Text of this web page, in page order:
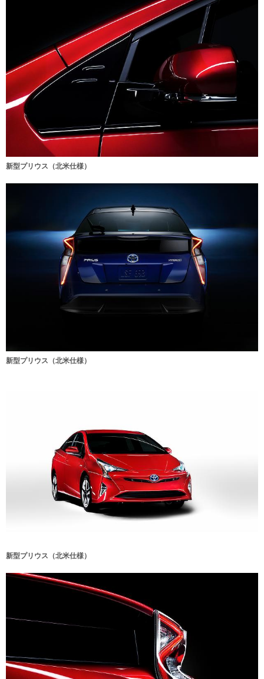
新型プリウス（北米仕様）
新型プリウス（北米仕様）
新型プリウス（北米仕様）